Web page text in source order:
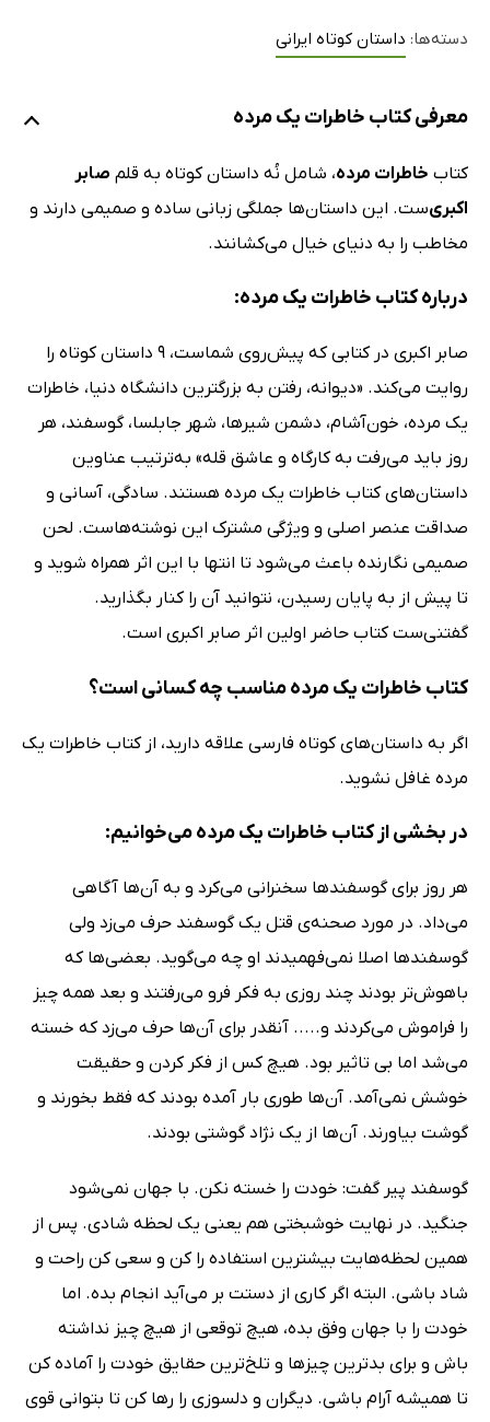
دسته‌ها: داستان کوتاه ایرانی
معرفی کتاب خاطرات یک مرده
کتاب خاطرات مرده، شامل نُه داستان کوتاه به قلم صابر
اکبری‌ست. این داستان‌ها جملگی زبانی ساده و صمیمی دارند و
مخاطب را به دنیای خیال می‌کشانند.
درباره کتاب خاطرات یک مرده:
صابر اکبری در کتابی که پیش‌روی شماست، 9 داستان کوتاه را
روایت می‌کند. «دیوانه، رفتن به بزرگترین دانشگاه دنیا، خاطرات
یک مرده، خون‌آشام، دشمن شیرها، شهر جابلسا، گوسفند، هر
روز باید می‌رفت به کارگاه و عاشق قله» به‌ترتیب عناوین
داستان‌های کتاب خاطرات یک مرده هستند. سادگی، آسانی و
صداقت عنصر اصلی و ویژگی مشترک این نوشته‌هاست. لحن
صمیمی نگارنده باعث می‌شود تا انتها با این اثر همراه شوید و
تا پیش از به پایان رسیدن،‌ نتوانید آن را کنار بگذارید.
گفتنی‌ست کتاب حاضر اولین اثر صابر اکبری است.
کتاب خاطرات یک مرده مناسب چه کسانی است؟
اگر به داستان‌های کوتاه فارسی علاقه دارید، از کتاب خاطرات یک
مرده غافل نشوید.
در بخشی از کتاب خاطرات یک مرده می‌خوانیم:
هر روز برای گوسفندها سخنرانی می‌کرد و به آن‌ها آگاهی
می‌داد. در مورد صحنه‌ی قتل یک گوسفند حرف می‌زد ولی
گوسفندها اصلا نمی‌فهمیدند او چه می‌گوید. بعضی‌ها که
باهوش‌تر بودند چند روزی به فکر فرو می‌رفتند و بعد همه چیز
را فراموش می‌کردند و..... آنقدر برای آن‌ها حرف می‌زد که خسته
می‌شد اما بی تاثیر بود. هیچ کس از فکر کردن و حقیقت
خوشش نمی‌آمد. آن‌ها طوری بار آمده بودند که فقط بخورند و
گوشت بیاورند. آن‌ها از یک نژاد گوشتی بودند.
گوسفند پیر گفت: خودت را خسته نکن. با جهان نمی‌شود
جنگید. در نهایت خوشبختی هم یعنی یک لحظه شادی. پس از
همین لحظه‌هایت بیشترین استفاده را کن و سعی کن راحت و
شاد باشی. البته اگر کاری از دستت بر می‌آید انجام بده. اما
خودت را با جهان وفق بده، هیچ توقعی از هیچ چیز نداشته
باش و برای بدترین چیزها و تلخ‌ترین حقایق خودت را آماده کن
تا همیشه آرام باشی. دیگران و دلسوزی را رها کن تا بتوانی قوی